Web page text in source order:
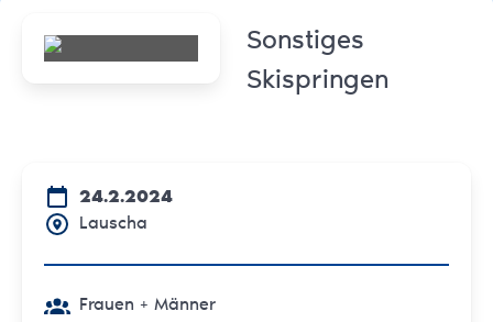
Sonstiges
Skispringen
24.2.2024
Lauscha
Frauen + Männer